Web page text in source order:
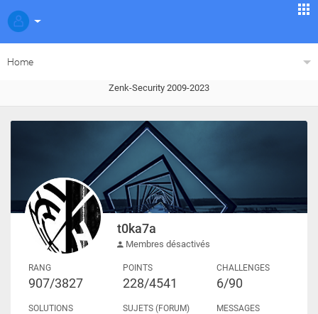
Home
Zenk-Security 2009-2023
t0ka7a
Membres désactivés
RANG
907/3827
POINTS
228/4541
CHALLENGES
6/90
SOLUTIONS
SUJETS (FORUM)
MESSAGES